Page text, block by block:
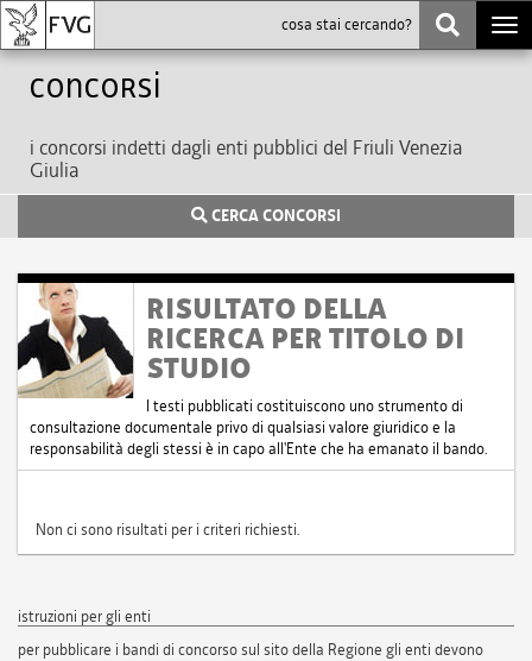
Concorsi
i concorsi indetti dagli enti pubblici del Friuli Venezia
Giulia
CERCA CONCORSI
RISULTATO DELLA
RICERCA PER TITOLO DI
STUDIO
I testi pubblicati costituiscono uno strumento di
consultazione documentale privo di qualsiasi valore giuridico e la
responsabilità degli stessi è in capo all'Ente che ha emanato il bando.
Non ci sono risultati per i criteri richiesti.
istruzioni per gli enti
per pubblicare i bandi di concorso sul sito della Regione gli enti devono